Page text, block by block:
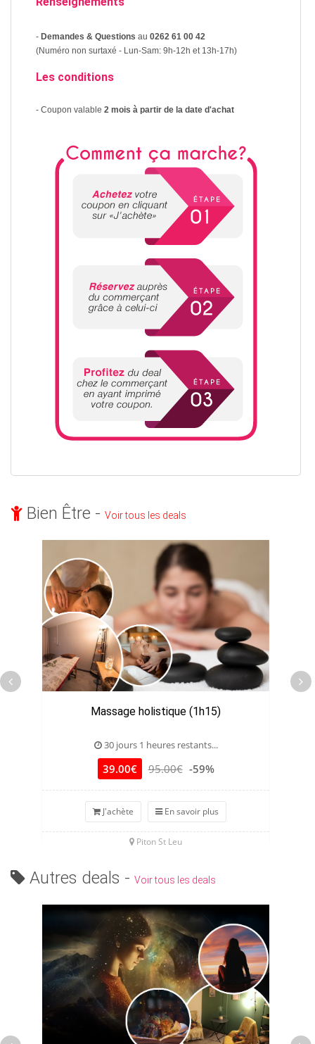
- Demandes & Questions au 0262 61 00 42
(Numéro non surtaxé - Lun-Sam: 9h-12h et 13h-17h)
Les conditions
- Coupon valable 2 mois à partir de la date d'achat
Bien Être - Voir tous les deals
Massage holistique (1h15)
30 jours 1 heures restants...
39.00€ 95.00€ -59%
J'achète En savoir plus
Piton St Leu
Autres deals - Voir tous les deals